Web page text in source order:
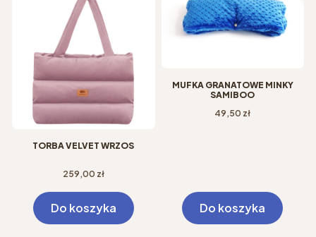
TORBA VELVET WRZOS
Cena
259,00 zł
Do koszyka
MUFKA GRANATOWE MINKY
SAMIBOO
Cena
49,50 zł
Do koszyka